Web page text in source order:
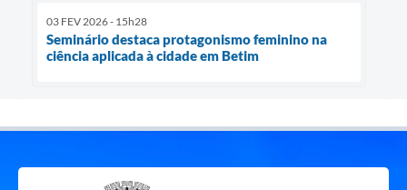
03 FEV 2026 - 15h28
Seminário destaca protagonismo feminino na
ciência aplicada à cidade em Betim